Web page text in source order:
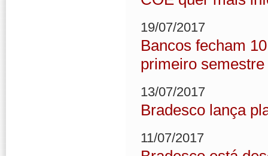
19/07/2017
Bancos fecham
primeiro
13/07/2017
Bradesco lança
11/07/2017